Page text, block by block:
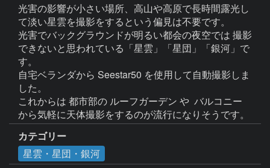
光害の影響が小さい場所、高山や高原で長時間露光し
て淡い星雲を撮影をするという偏見は不要です。
光害でバックグラウンドが明るい都会の夜空では 撮影
できないと思われている「星雲」「星団」「銀河」で
す。
自宅ベランダから Seestar50 を使用して自動撮影しま
した。
これからは 都市部の ルーフガーデン や  バルコニー
カテゴリー
星雲・星団・銀河